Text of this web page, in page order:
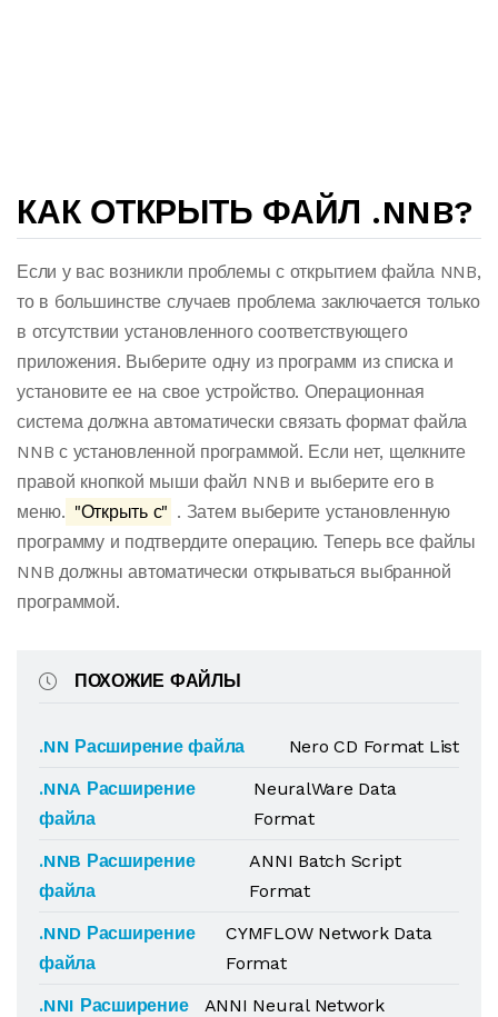
КАК ОТКРЫТЬ ФАЙЛ .NNB?
Если у вас возникли проблемы с открытием файла NNB,
то в большинстве случаев проблема заключается только
в отсутствии установленного соответствующего
приложения. Выберите одну из программ из списка и
установите ее на свое устройство. Операционная
система должна автоматически связать формат файла
NNB с установленной программой. Если нет, щелкните
правой кнопкой мыши файл NNB и выберите его в
меню. "Открыть с" . Затем выберите установленную
программу и подтвердите операцию. Теперь все файлы
NNB должны автоматически открываться выбранной
программой.
ПОХОЖИЕ ФАЙЛЫ
.NN Расширение файла
Nero CD Format List
.NNA Расширение
файла
NeuralWare Data
Format
.NNB Расширение
файла
ANNI Batch Script
Format
.NND Расширение
файла
CYMFLOW Network Data
Format
.NNI Расширение
ANNI Neural Network